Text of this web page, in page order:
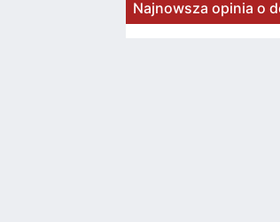
Najnowsza opinia o